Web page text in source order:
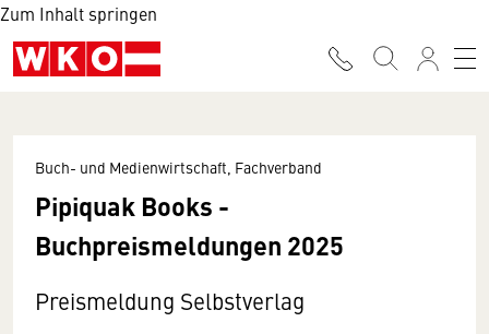
Zum Inhalt springen
Buch- und Medienwirtschaft, Fachverband
Pipiquak Books -
Buchpreismeldungen 2025
Preismeldung Selbstverlag